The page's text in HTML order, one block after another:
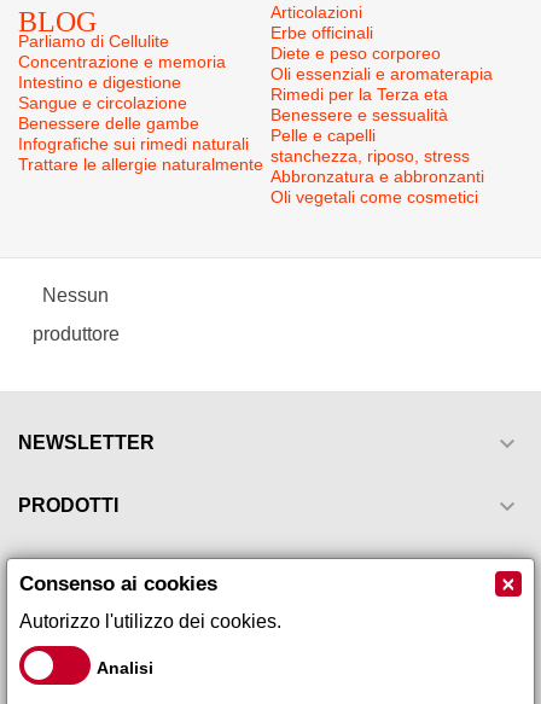
BLOG
Parliamo di Cellulite
Concentrazione e memoria
Intestino e digestione
Sangue e circolazione
Benessere delle gambe
Infografiche sui rimedi naturali
Trattare le allergie naturalmente
Articolazioni
Erbe officinali
Diete e peso corporeo
Oli essenziali e aromaterapia
Rimedi per la Terza eta
Benessere e sessualità
Pelle e capelli
stanchezza, riposo, stress
Abbronzatura e abbronzanti
Oli vegetali come cosmetici
Nessun
produttore
NEWSLETTER 
PRODOTTI 

IL TUO ACCOUNT
Consenso ai cookies ×
Autorizzo l'utilizzo dei cookies.
Analisi